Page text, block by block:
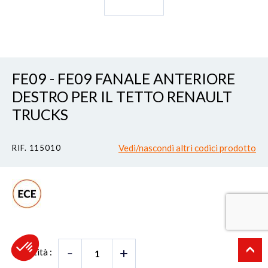
FE09 - FE09 FANALE ANTERIORE
DESTRO PER IL TETTO RENAULT
TRUCKS
RIF. 115010 Vedi/nascondi altri codici prodotto
Quantità :